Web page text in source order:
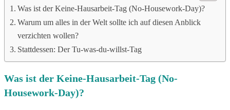
Was ist der Keine-Hausarbeit-Tag (No-Housework-Day)?
Warum um alles in der Welt sollte ich auf diesen Anblick
verzichten wollen?
Stattdessen: Der Tu-was-du-willst-Tag
Was ist der Keine-Hausarbeit-Tag (No-
Housework-Day)?